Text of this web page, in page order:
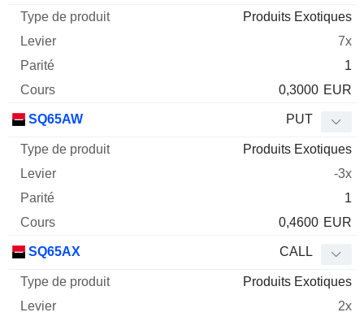
Mnemo Type produit
Cours
Produits Exotiques
7x
1
0,3000 EUR
SQ65AW PUT
Produits Exotiques
-3x
1
0,4600 EUR
SQ65AX CALL
Produits Exotiques
2x